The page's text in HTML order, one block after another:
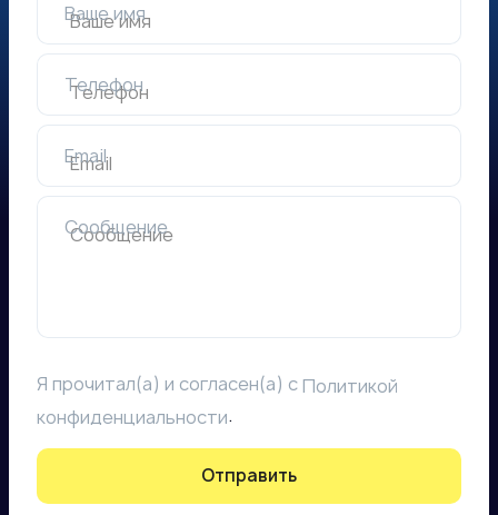
Ваше имя
Телефон
Email
Сообщение
Я прочитал(а) и согласен(а) сПолитикой
конфиденциальности.
Отправить